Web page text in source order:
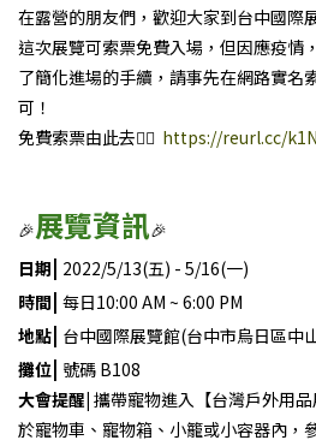
在露營的朋友們，歡迎大家到台中國際
這次展覽可索票免費入場，但因應疫情
了簡化進場的手續，請事先在網路實名
可！
免費索票由此去👉🏼 https://reurl.cc/
🎉展覽資訊🎉
日期| 2022/5/13(五) - 5/16(一)
時間| 每日10:00 AM ~ 6:00 PM
地點| 台中國際展覽館(台中市烏日區中
攤位| 號碼 B108
大會提醒| 攜帶寵物進入【台灣戶外用
於寵物車、寵物箱、小籠或小容器內，